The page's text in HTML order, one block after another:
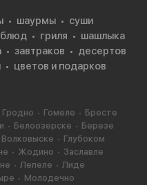
шаурмы
суши
блюд гриля
шашлыка
завтраков
десертов
цветов и подарков
Гродно Гомеле
Бресте
Белоозерске
Березе
Волковыске
Глубоком
Жодино
Заславле
Лепеле
Лиде
Молодечно